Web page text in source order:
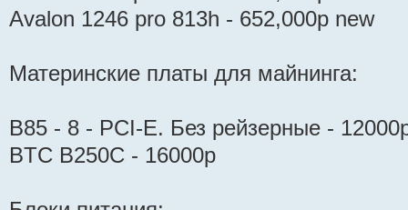
Avalon 1246 pro 813h - 652,000р new
Материнские платы для майнинга:
B85 - 8 - PCI-E. Без рейзерные -
BTC B250C - 16000р